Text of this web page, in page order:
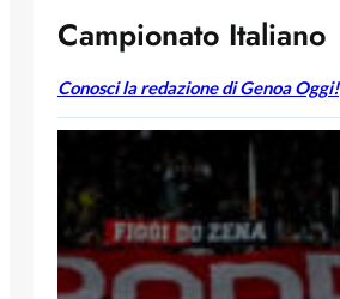
Campionato Italiano
Conosci la redazione di Genoa Oggi!